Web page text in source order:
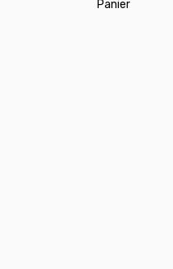
Panier